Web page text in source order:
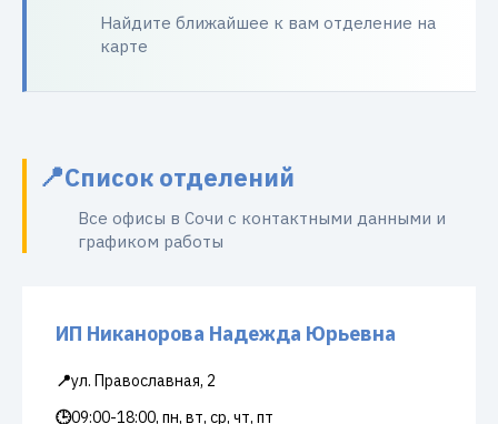
Найдите ближайшее к вам отделение на
карте
Список отделений
Все офисы в Сочи с контактными данными и
графиком работы
ИП Никанорова Надежда Юрьевна
📍ул. Православная, 2
🕒09:00-18:00, пн, вт, ср, чт, пт